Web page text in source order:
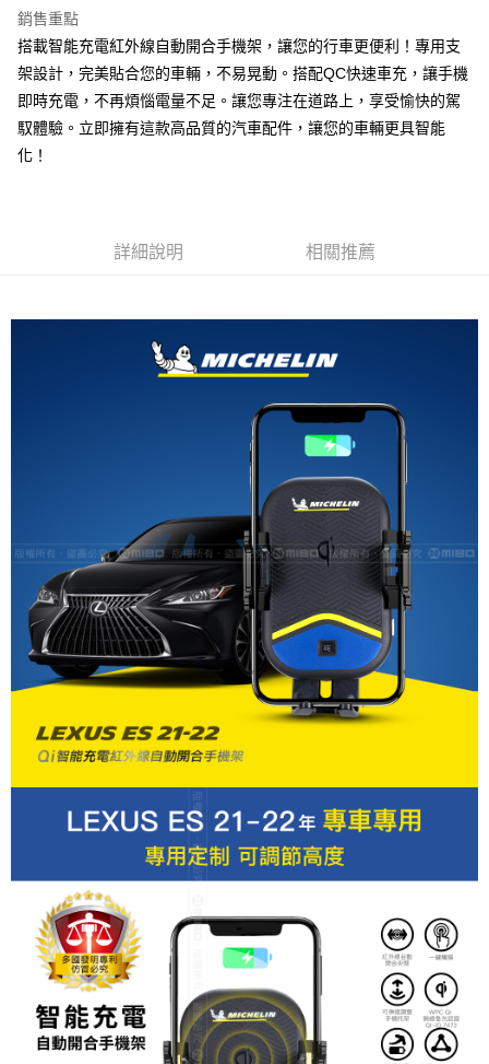
全家取貨付款
每筆NT$60，滿NT$699(含以上)免運費
線上付款後全家取貨
每筆NT$60，滿NT$699(含以上)免運費
7-11取貨付款
每筆NT$60，滿NT$699(含以上)免運費
銷售重點
搭載智能充電紅外線自動開合手機架，讓您的行車更便利！專用支
架設計，完美貼合您的車輛，不易晃動。搭配QC快速車充，讓手機
即時充電，不再煩惱電量不足。讓您專注在道路上，享受愉快的駕
馭體驗。立即擁有這款高品質的汽車配件，讓您的車輛更具智能
化！
詳細說明 相關推薦